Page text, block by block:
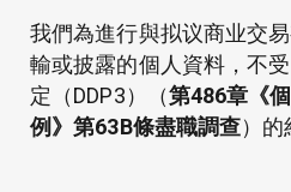
我們為進行與拟议商业交
輸或披露的個人資料，不
定（DDP3）（第486章《
例》第63B條盡職調查）的